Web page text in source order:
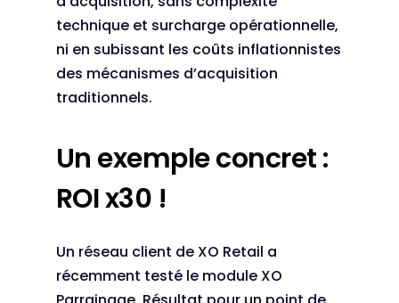
technique et surcharge opérationnelle,
ni en subissant les coûts inflationnistes
des mécanismes d’acquisition
traditionnels.
Un exemple concret :
ROI x30 !
Un réseau client de XO Retail a
récemment testé le module XO